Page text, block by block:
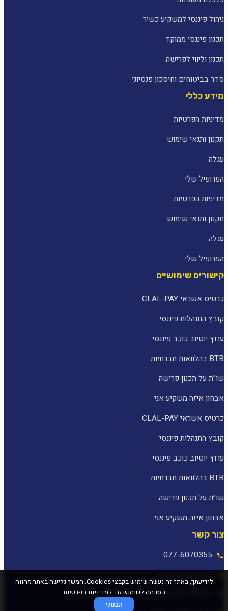
ניהול פיננסי למשקיע כשיר
תכנון פיננסי ממוקד
תכנון וליווי לפרישה
סדר בביטוחים וחיסכון פנסיוני
מידע כללי
מדיניות הפרטיות
תקנון ותנאי שימוש
עגלה
הפרופיל שלי
מדיניות הפרטיות
תקנון ותנאי שימוש
עגלה
הפרופיל שלי
קישורים שימושיים
כרטיס אשראי CLAL-PAY
קובץ התנהלות פיננסי
ערוץ יוטיוב כוכב פיננסי
BTB בהלוואות חברתיות
שו״ת על תכנון פרישה
אבחון איזה משקיע אני
כרטיס אשראי CLAL-PAY
קובץ התנהלות פיננסי
ערוץ יוטיוב כוכב פיננסי
BTB בהלוואות חברתיות
שו״ת על תכנון פרישה
אבחון איזה משקיע אני
צור קשר
077-6070355
לידיעתך, באתר זה נעשה שימוש בקבצי Cookies. המשך גלישה באתר מהווה
הסכמה לשימוש זה.למדיניות הפרטיות
הבנתי